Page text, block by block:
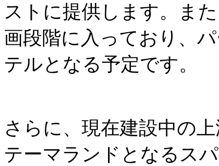
ストに提供します。ま
画段階に入っており、
テルとなる予定です。
さらに、現在建設中の
テーマランドとなるス